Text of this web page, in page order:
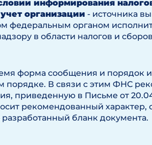
информирования
организации - источника
федеральным органом
в области налогов и
форма сообщения и порядок
порядке. В связи с этим ФНС
приведенную в Письме от
рекомендованный характер,
разработанный бланк документа.